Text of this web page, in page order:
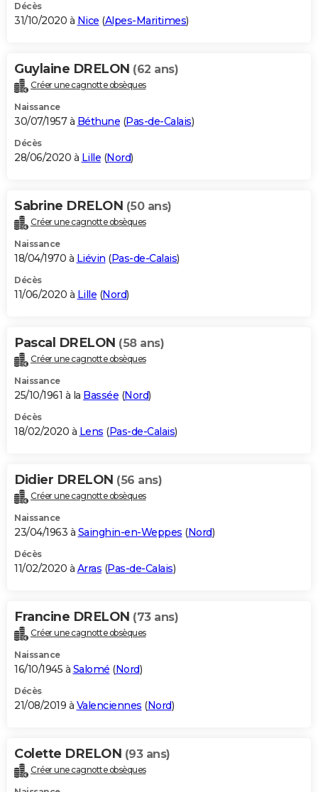
Décès
31/10/2020 à Nice (Alpes-Maritimes)
Guylaine DRELON (62 ans)
Créer une cagnotte obsèques
Naissance
30/07/1957 à Béthune (Pas-de-Calais)
Décès
28/06/2020 à Lille (Nord)
Sabrine DRELON (50 ans)
Créer une cagnotte obsèques
Naissance
18/04/1970 à Liévin (Pas-de-Calais)
Décès
11/06/2020 à Lille (Nord)
Pascal DRELON (58 ans)
Créer une cagnotte obsèques
Naissance
25/10/1961 à la Bassée (Nord)
Décès
18/02/2020 à Lens (Pas-de-Calais)
Didier DRELON (56 ans)
Créer une cagnotte obsèques
Naissance
23/04/1963 à Sainghin-en-Weppes (Nord)
Décès
11/02/2020 à Arras (Pas-de-Calais)
Francine DRELON (73 ans)
Créer une cagnotte obsèques
Naissance
16/10/1945 à Salomé (Nord)
Décès
21/08/2019 à Valenciennes (Nord)
Colette DRELON (93 ans)
Créer une cagnotte obsèques